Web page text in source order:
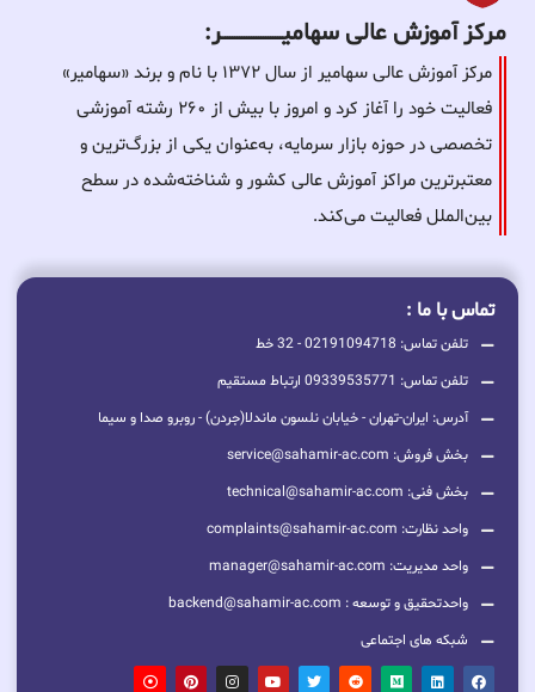
مرکز آموزش عالی سهامیـــــــــــــــــــــــــر:
مرکز آموزش عالی سهامیر از سال ۱۳۷۲ با نام و برند «سهامیر»
فعالیت خود را آغاز کرد و امروز با بیش از ۲۶۰ رشته آموزشی
تخصصی در حوزه بازار سرمایه، به‌عنوان یکی از بزرگ‌ترین و
معتبرترین مراکز آموزش عالی کشور و شناخته‌شده در سطح
بین‌الملل فعالیت می‌کند.
تماس با ما :
تلفن تماس: 02191094718 - 32 خط
تلفن تماس: 09339535771 ارتباط مستقیم
آدرس: ایران-تهران - خیابان نلسون ماندلا(جردن) - روبرو صدا و سیما
بخش فروش: service@sahamir-ac.com
بخش فنی: technical@sahamir-ac.com
واحد نظارت: complaints@sahamir-ac.com
واحد مدیریت: manager@sahamir-ac.com
واحدتحقیق و توسعه : backend@sahamir-ac.com
شبکه های اجتماعی